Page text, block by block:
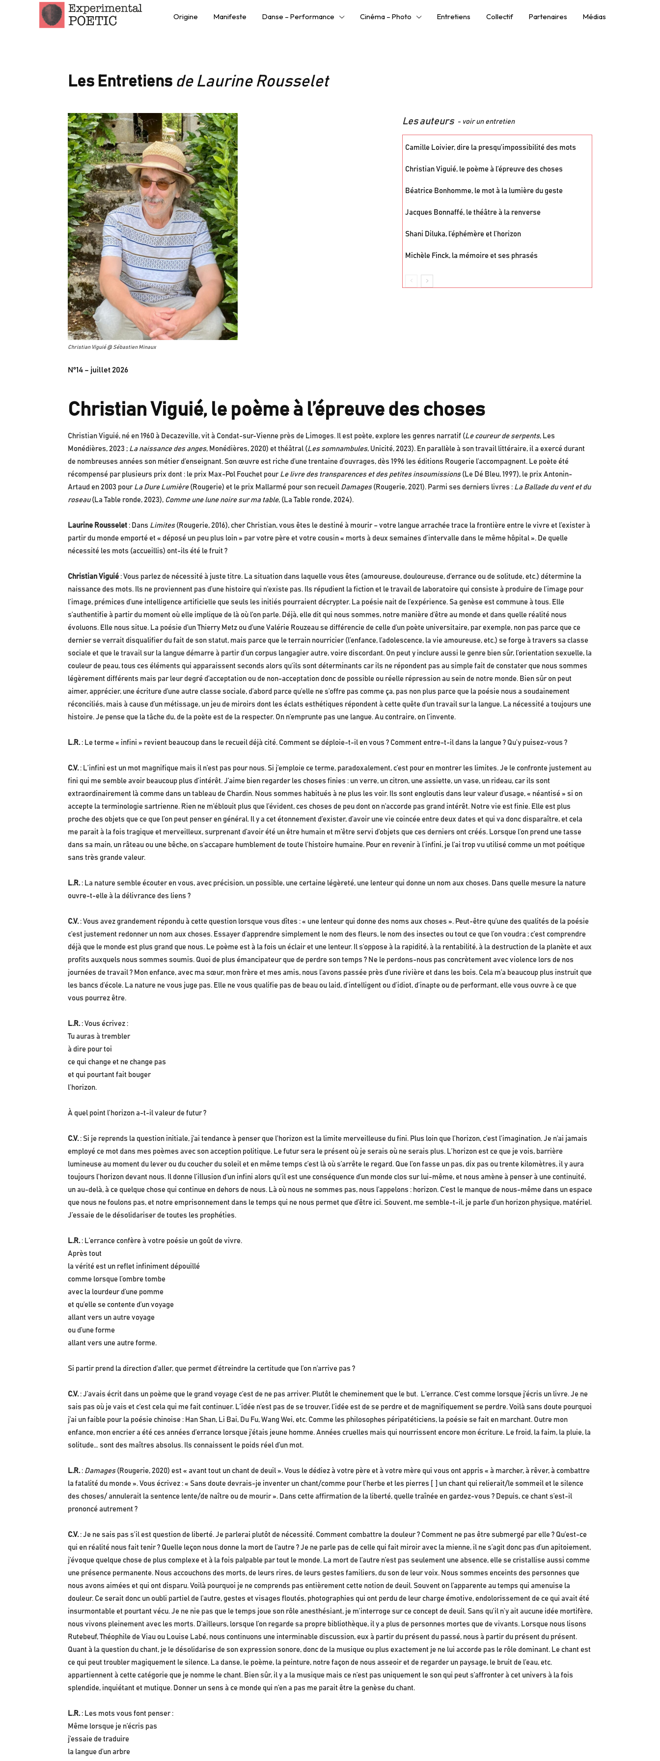
Origine Manifeste Danse – Performance Cinéma – Photo Entretiens Collectif Partenaires Médias
Les Entretiens de Laurine Rousselet
Christian Viguié @ Sébastien Minaux
Les auteurs - voir un entretien
Camille Loivier, dire la presqu’impossibilité des mots
Christian Viguié, le poème à l’épreuve des choses
Béatrice Bonhomme, le mot à la lumière du geste
Jacques Bonnaffé, le théâtre à la renverse
Shani Diluka, l’éphémère et l’horizon
Michèle Finck, la mémoire et ses phrasés
N°14 – juillet 2026
Christian Viguié, le poème à l’épreuve des choses
Christian Viguié, né en 1960 à Decazeville, vit à Condat-sur-Vienne près de Limoges. Il est poète, explore les genres narratif (Le coureur de serpents, Les
Monédières, 2023 ; La naissance des anges, Monédières, 2020) et théâtral (Les somnambules, Unicité, 2023). En parallèle à son travail littéraire, il a exercé durant
de nombreuses années son métier d’enseignant. Son œuvre est riche d’une trentaine d’ouvrages, dès 1996 les éditions Rougerie l’accompagnent. Le poète été
récompensé par plusieurs prix dont : le prix Max-Pol Fouchet pour Le livre des transparences et des petites insoumissions(Le Dé Bleu, 1997), le prix Antonin-
Artaud en 2003 pour La Dure Lumière(Rougerie) et le prix Mallarmé pour son recueil Damages (Rougerie, 2021). Parmi ses derniers livres : La Ballade du vent et du
roseau(La Table ronde, 2023), Comme une lune noire sur ma table, (La Table ronde, 2024).
Laurine Rousselet : Dans Limites(Rougerie, 2016), cher Christian, vous êtes le destiné à mourir – votre langue arrachée trace la frontière entre le vivre et l’exister à
partir du monde emporté et « déposé un peu plus loin » par votre père et votre cousin « morts à deux semaines d’intervalle dans le même hôpital ». De quelle
nécessité les mots (accueillis) ont-ils été le fruit ?
Christian Viguié : Vous parlez de nécessité à juste titre. La situation dans laquelle vous êtes (amoureuse, douloureuse, d’errance ou de solitude, etc.) détermine la
naissance des mots. Ils ne proviennent pas d’une histoire qui n’existe pas. Ils répudient la fiction et le travail de laboratoire qui consiste à produire de l’image pour
l’image, prémices d’une intelligence artificielle que seuls les initiés pourraient décrypter. La poésie nait de l’expérience. Sa genèse est commune à tous. Elle
s’authentifie à partir du moment où elle implique de là où l’on parle. Déjà, elle dit qui nous sommes, notre manière d’être au monde et dans quelle réalité nous
évoluons. Elle nous situe. La poésie d’un Thierry Metz ou d’une Valérie Rouzeau se différencie de celle d’un poète universitaire, par exemple, non pas parce que ce
dernier se verrait disqualifier du fait de son statut, mais parce que le terrain nourricier (l’enfance, l’adolescence, la vie amoureuse, etc.) se forge à travers sa classe
sociale et que le travail sur la langue démarre à partir d’un corpus langagier autre, voire discordant. On peut y inclure aussi le genre bien sûr, l’orientation sexuelle, la
couleur de peau, tous ces éléments qui apparaissent seconds alors qu’ils sont déterminants car ils ne répondent pas au simple fait de constater que nous sommes
légèrement différents mais par leur degré d’acceptation ou de non-acceptation donc de possible ou réelle répression au sein de notre monde. Bien sûr on peut
aimer, apprécier, une écriture d’une autre classe sociale, d’abord parce qu’elle ne s’offre pas comme ça, pas non plus parce que la poésie nous a soudainement
réconciliés, mais à cause d’un métissage, un jeu de miroirs dont les éclats esthétiques répondent à cette quête d’un travail sur la langue. La nécessité a toujours une
histoire. Je pense que la tâche du, de la poète est de la respecter. On n’emprunte pas une langue. Au contraire, on l’invente.
L.R. : Le terme « infini » revient beaucoup dans le recueil déjà cité. Comment se déploie-t-il en vous ? Comment entre-t-il dans la langue ? Qu’y puisez-vous ?
C.V. : L’infini est un mot magnifique mais il n’est pas pour nous. Si j’emploie ce terme, paradoxalement, c’est pour en montrer les limites. Je le confronte justement au
fini qui me semble avoir beaucoup plus d’intérêt. J’aime bien regarder les choses finies : un verre, un citron, une assiette, un vase, un rideau, car ils sont
extraordinairement là comme dans un tableau de Chardin. Nous sommes habitués à ne plus les voir. Ils sont engloutis dans leur valeur d’usage, « néantisé » si on
accepte la terminologie sartrienne. Rien ne m’éblouit plus que l’évident, ces choses de peu dont on n’accorde pas grand intérêt. Notre vie est finie. Elle est plus
proche des objets que ce que l’on peut penser en général. Il y a cet étonnement d’exister, d’avoir une vie coincée entre deux dates et qui va donc disparaître, et cela
me parait à la fois tragique et merveilleux, surprenant d’avoir été un être humain et m’être servi d’objets que ces derniers ont créés. Lorsque l’on prend une tasse
dans sa main, un râteau ou une bêche, on s’accapare humblement de toute l’histoire humaine. Pour en revenir à l’infini, je l’ai trop vu utilisé comme un mot poétique
sans très grande valeur.
L.R. : La nature semble écouter en vous, avec précision, un possible, une certaine légèreté, une lenteur qui donne un nom aux choses. Dans quelle mesure la nature
ouvre-t-elle à la délivrance des liens ?
C.V. : Vous avez grandement répondu à cette question lorsque vous dîtes : « une lenteur qui donne des noms aux choses ». Peut-être qu’une des qualités de la poésie
c’est justement redonner un nom aux choses. Essayer d’apprendre simplement le nom des fleurs, le nom des insectes ou tout ce que l’on voudra ; c’est comprendre
déjà que le monde est plus grand que nous. Le poème est à la fois un éclair et une lenteur. Il s’oppose à la rapidité, à la rentabilité, à la destruction de la planète et aux
profits auxquels nous sommes soumis. Quoi de plus émancipateur que de perdre son temps ? Ne le perdons-nous pas concrètement avec violence lors de nos
journées de travail ? Mon enfance, avec ma sœur, mon frère et mes amis, nous l’avons passée près d’une rivière et dans les bois. Cela m’a beaucoup plus instruit que
les bancs d’école. La nature ne vous juge pas. Elle ne vous qualifie pas de beau ou laid, d’intelligent ou d’idiot, d’inapte ou de performant, elle vous ouvre à ce que
vous pourrez être.
L.R. : Vous écrivez :
Tu auras à trembler
à dire pour toi
ce qui change et ne change pas
et qui pourtant fait bouger
l’horizon.
À quel point l’horizon a-t-il valeur de futur ?
C.V. : Si je reprends la question initiale, j’ai tendance à penser que l’horizon est la limite merveilleuse du fini. Plus loin que l’horizon, c’est l’imagination. Je n’ai jamais
employé ce mot dans mes poèmes avec son acception politique. Le futur sera le présent où je serais où ne serais plus. L’horizon est ce que je vois, barrière
lumineuse au moment du lever ou du coucher du soleil et en même temps c’est là où s’arrête le regard. Que l’on fasse un pas, dix pas ou trente kilomètres, il y aura
toujours l’horizon devant nous. Il donne l’illusion d’un infini alors qu’il est une conséquence d’un monde clos sur lui-même, et nous amène à penser à une continuité,
un au-delà, à ce quelque chose qui continue en dehors de nous. Là où nous ne sommes pas, nous l’appelons : horizon. C’est le manque de nous-même dans un espace
que nous ne foulons pas, et notre emprisonnement dans le temps qui ne nous permet que d’être ici. Souvent, me semble-t-il, je parle d’un horizon physique, matériel.
J’essaie de le désolidariser de toutes les prophéties.
L.R. : L’errance confère à votre poésie un goût de vivre.
Après tout
la vérité est un reflet infiniment dépouillé
comme lorsque l’ombre tombe
avec la lourdeur d’une pomme
et qu’elle se contente d’un voyage
allant vers un autre voyage
ou d’une forme
allant vers une autre forme.
Si partir prend la direction d’aller, que permet d’étreindre la certitude que l’on n’arrive pas ?
C.V. : J’avais écrit dans un poème que le grand voyage c’est de ne pas arriver. Plutôt le cheminement que le but. L’errance. C’est comme lorsque j’écris un livre. Je ne
sais pas où je vais et c’est cela qui me fait continuer. L’idée n’est pas de se trouver, l’idée est de se perdre et de magnifiquement se perdre. Voilà sans doute pourquoi
j’ai un faible pour la poésie chinoise : Han Shan, Li Bai, Du Fu, Wang Wei, etc. Comme les philosophes péripatéticiens, la poésie se fait en marchant. Outre mon
enfance, mon encrier a été ces années d’errance lorsque j’étais jeune homme. Années cruelles mais qui nourrissent encore mon écriture. Le froid, la faim, la pluie, la
solitude… sont des maîtres absolus. Ils connaissent le poids réel d’un mot.
L.R. : Damages(Rougerie, 2020) est « avant tout un chant de deuil ». Vous le dédiez à votre père et à votre mère qui vous ont appris « à marcher, à rêver, à combattre
la fatalité du monde ». Vous écrivez : « Sans doute devrais-je inventer un chant/comme pour l’herbe et les pierres [ ] un chant qui relierait/le sommeil et le silence
des choses/ annulerait la sentence lente/de naître ou de mourir ». Dans cette affirmation de la liberté, quelle traînée en gardez-vous ? Depuis, ce chant s’est-il
prononcé autrement ?
C.V. : Je ne sais pas s’il est question de liberté. Je parlerai plutôt de nécessité. Comment combattre la douleur ? Comment ne pas être submergé par elle ? Qu’est-ce
qui en réalité nous fait tenir ? Quelle leçon nous donne la mort de l’autre ? Je ne parle pas de celle qui fait miroir avec la mienne, il ne s’agit donc pas d’un apitoiement,
j’évoque quelque chose de plus complexe et à la fois palpable par tout le monde. La mort de l’autre n’est pas seulement une absence, elle se cristallise aussi comme
une présence permanente. Nous accouchons des morts, de leurs rires, de leurs gestes familiers, du son de leur voix. Nous sommes enceints des personnes que
nous avons aimées et qui ont disparu. Voilà pourquoi je ne comprends pas entièrement cette notion de deuil. Souvent on l’apparente au temps qui amenuise la
douleur. Ce serait donc un oubli partiel de l’autre, gestes et visages floutés, photographies qui ont perdu de leur charge émotive, endolorissement de ce qui avait été
insurmontable et pourtant vécu. Je ne nie pas que le temps joue son rôle anesthésiant, je m’interroge sur ce concept de deuil. Sans qu’il n’y ait aucune idée mortifère,
nous vivons pleinement avec les morts. D’ailleurs, lorsque l’on regarde sa propre bibliothèque, il y a plus de personnes mortes que de vivants. Lorsque nous lisons
Rutebeuf, Théophile de Viau ou Louise Labé, nous continuons une interminable discussion, eux à partir du présent du passé, nous à partir du présent du présent.
Quant à la question du chant, je le désolidarise de son expression sonore, donc de la musique ou plus exactement je ne lui accorde pas le rôle dominant. Le chant est
ce qui peut troubler magiquement le silence. La danse, le poème, la peinture, notre façon de nous asseoir et de regarder un paysage, le bruit de l’eau, etc.
appartiennent à cette catégorie que je nomme le chant. Bien sûr, il y a la musique mais ce n’est pas uniquement le son qui peut s’affronter à cet univers à la fois
splendide, inquiétant et mutique. Donner un sens à ce monde qui n’en a pas me parait être la genèse du chant.
L.R. : Les mots vous font penser :
Même lorsque je n’écris pas
j’essaie de traduire
la langue d’un arbre